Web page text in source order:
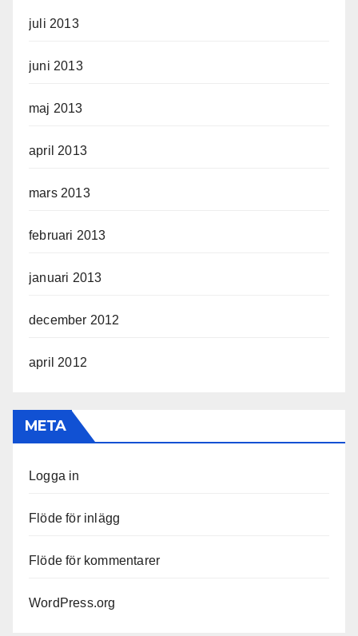
juli 2013
juni 2013
maj 2013
april 2013
mars 2013
februari 2013
januari 2013
december 2012
april 2012
META
Logga in
Flöde för inlägg
Flöde för kommentarer
WordPress.org